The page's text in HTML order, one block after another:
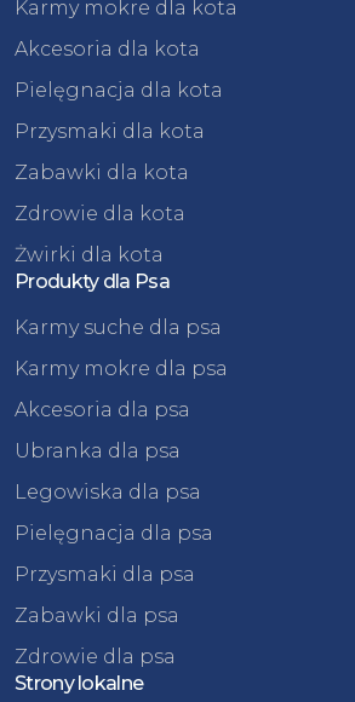
Karmy mokre dla kota
Akcesoria dla kota
Pielęgnacja dla kota
Przysmaki dla kota
Zabawki dla kota
Zdrowie dla kota
Żwirki dla kota
Produkty dla Psa
Karmy suche dla psa
Karmy mokre dla psa
Akcesoria dla psa
Ubranka dla psa
Legowiska dla psa
Pielęgnacja dla psa
Przysmaki dla psa
Zabawki dla psa
Zdrowie dla psa
Strony lokalne